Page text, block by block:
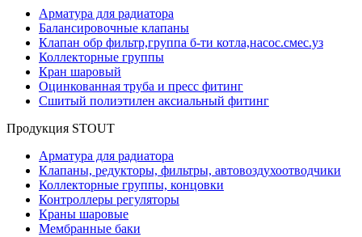
Арматура для радиатора
Балансировочные клапаны
Клапан обр фильтр,группа б-ти котла,насос.смес.уз
Коллекторные группы
Кран шаровый
Оцинкованная труба и пресс фитинг
Сшитый полиэтилен аксиальный фитинг
Продукция STOUT
Арматура для радиатора
Клапаны, редукторы, фильтры, автовоздухоотводчики
Коллекторные группы, концовки
Контроллеры регуляторы
Краны шаровые
Мембранные баки